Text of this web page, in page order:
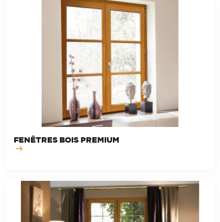
FENÊTRES BOIS PREMIUM